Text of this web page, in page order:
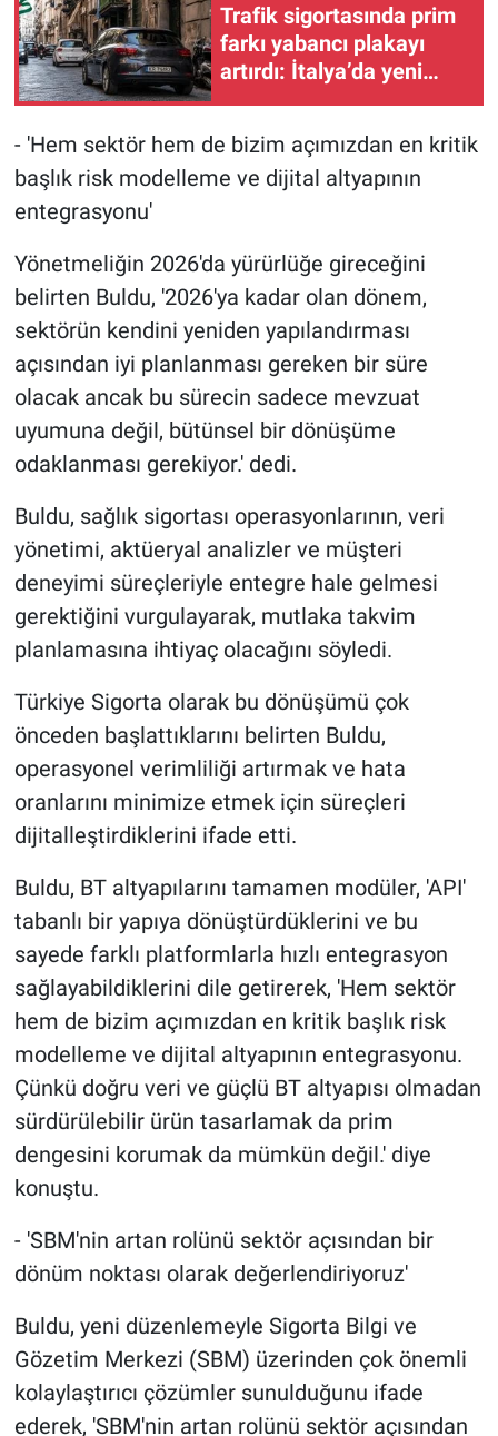
Trafik sigortasında prim
farkı yabancı plakayı
artırdı: İtalya’da yeni
trend sigorta
- 'Hem sektör hem de bizim açımızdan en kritik
başlık risk modelleme ve dijital altyapının
entegrasyonu'
Yönetmeliğin 2026'da yürürlüğe gireceğini
belirten Buldu, '2026'ya kadar olan dönem,
sektörün kendini yeniden yapılandırması
açısından iyi planlanması gereken bir süre
olacak ancak bu sürecin sadece mevzuat
uyumuna değil, bütünsel bir dönüşüme
odaklanması gerekiyor.' dedi.
Buldu, sağlık sigortası operasyonlarının, veri
yönetimi, aktüeryal analizler ve müşteri
deneyimi süreçleriyle entegre hale gelmesi
gerektiğini vurgulayarak, mutlaka takvim
planlamasına ihtiyaç olacağını söyledi.
Türkiye Sigorta olarak bu dönüşümü çok
önceden başlattıklarını belirten Buldu,
operasyonel verimliliği artırmak ve hata
oranlarını minimize etmek için süreçleri
dijitalleştirdiklerini ifade etti.
Buldu, BT altyapılarını tamamen modüler, 'API'
tabanlı bir yapıya dönüştürdüklerini ve bu
sayede farklı platformlarla hızlı entegrasyon
sağlayabildiklerini dile getirerek, 'Hem sektör
hem de bizim açımızdan en kritik başlık risk
modelleme ve dijital altyapının entegrasyonu.
Çünkü doğru veri ve güçlü BT altyapısı olmadan
sürdürülebilir ürün tasarlamak da prim
dengesini korumak da mümkün değil.' diye
konuştu.
- 'SBM'nin artan rolünü sektör açısından bir
dönüm noktası olarak değerlendiriyoruz'
Buldu, yeni düzenlemeyle Sigorta Bilgi ve
Gözetim Merkezi (SBM) üzerinden çok önemli
kolaylaştırıcı çözümler sunulduğunu ifade
ederek, 'SBM'nin artan rolünü sektör açısından